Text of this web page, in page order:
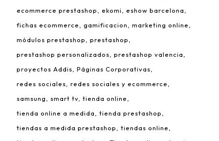
ecommerce prestashop
ekomi
eshow barcelona
fichas ecommerce
gamificacion
marketing online
módulos prestashop
prestashop
prestashop personalizados
prestashop valencia
proyectos Addis
Páginas Corporativas
redes sociales
redes sociales y ecommerce
samsung
smart tv tienda online
tienda online a medida
tienda prestashop
tiendas a medida prestashop
tiendas online